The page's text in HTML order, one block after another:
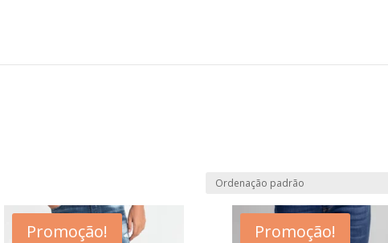
Promoção! Promoção!